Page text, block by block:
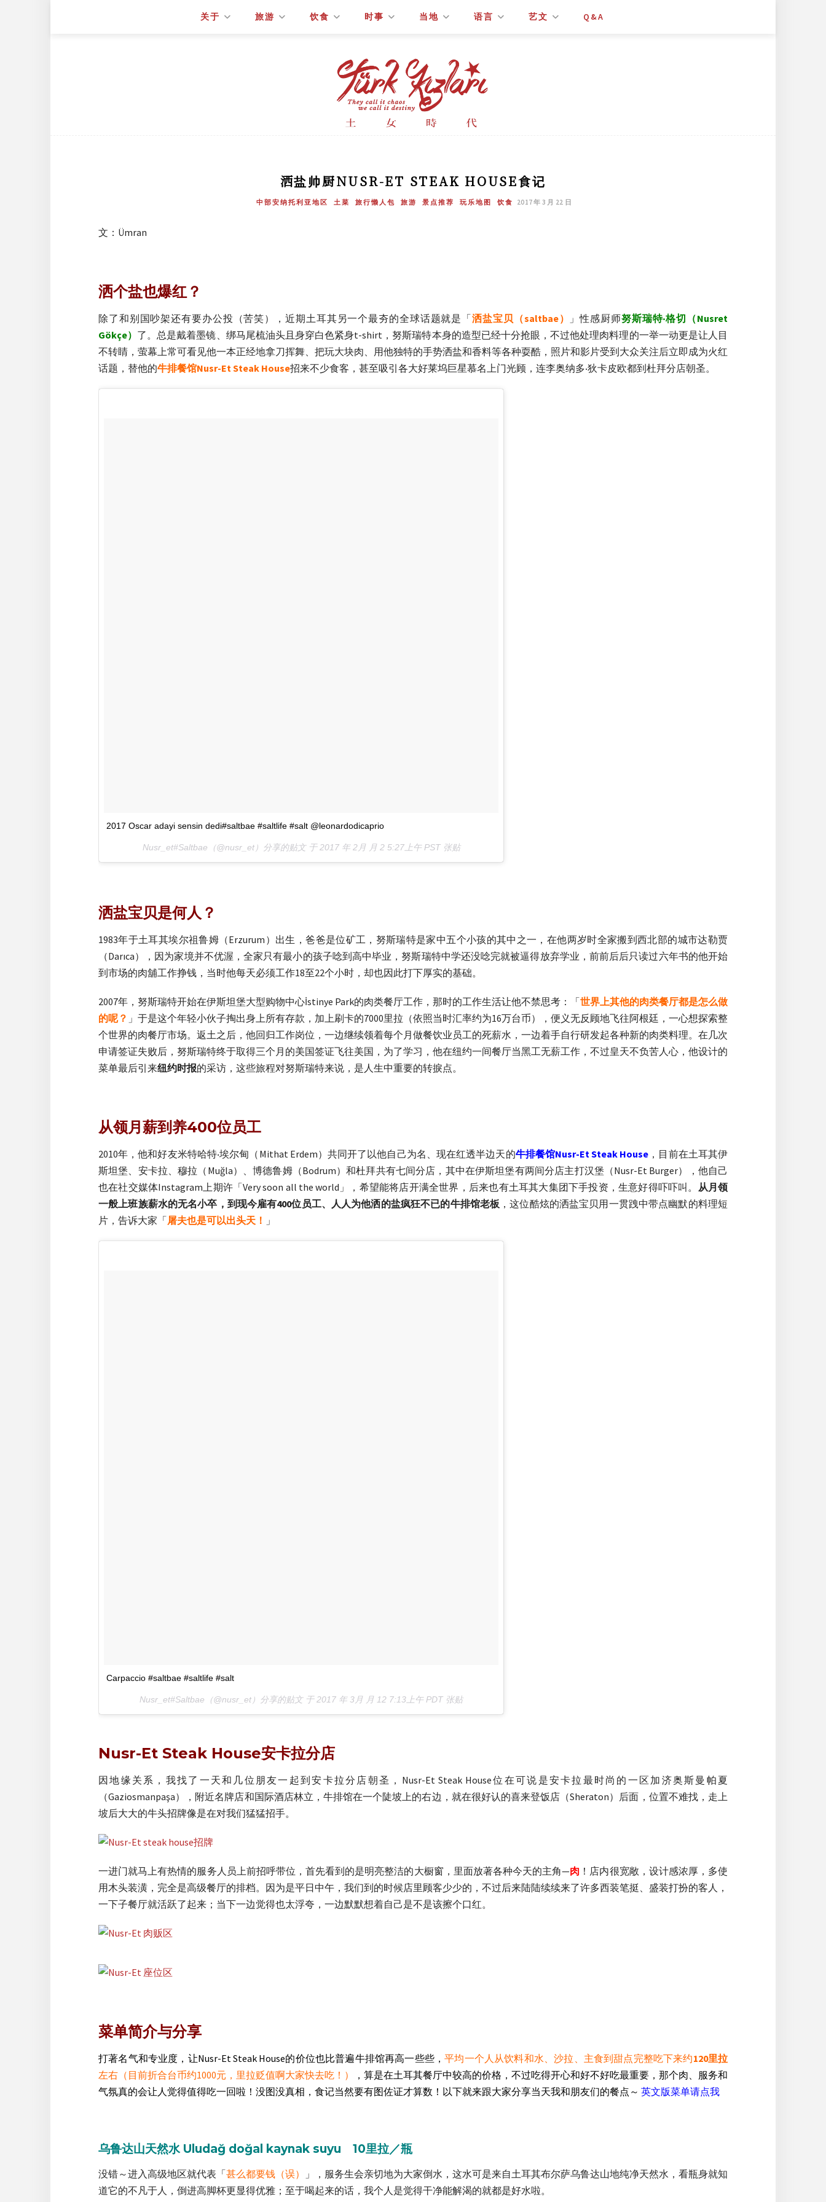
关于 旅游 饮食 时事 当地 语言 艺文 Q&A
洒盐帅厨NUSR-ET STEAK HOUSE食记
中部安纳托利亚地区 土菜 旅行懒人包 旅游 景点推荐 玩乐地图 饮食 2017 年 3 月 22 日
文：Ümran
洒个盐也爆红？
除了和别国吵架还有要办公投（苦笑），近期土耳其另一个最夯的全球话题就是「洒盐宝贝（saltbae） 」性感厨师努斯瑞特‧格切（Nusret
Gökçe） 了。总是戴着墨镜、绑马尾梳油头且身穿白色紧身t-shirt，努斯瑞特本身的造型已经十分抢眼，不过他处理肉料理的一举一动更是让人目
不转睛，萤幕上常可看见他一本正经地拿刀挥舞、把玩大块肉、用他独特的手势洒盐和香料等各种耍酷，照片和影片受到大众关注后立即成为火红
话题，替他的牛排餐馆Nusr-Et Steak House招来不少食客，甚至吸引各大好莱坞巨星慕名上门光顾，连李奥纳多‧狄卡皮欧都到杜拜分店朝圣。
2017 Oscar adayi sensin dedi#saltbae #saltlife #salt @leonardodicaprio
Nusr_et#Saltbae（@nusr_et）分享的贴文 于2017 年 2月 月 2 5:27上午 PST张贴
洒盐宝贝是何人？
1983年于土耳其埃尔祖鲁姆（Erzurum）出生，爸爸是位矿工，努斯瑞特是家中五个小孩的其中之一，在他两岁时全家搬到西北部的城市达勒贾
（Darıca），因为家境并不优渥，全家只有最小的孩子唸到高中毕业，努斯瑞特中学还没唸完就被逼得放弃学业，前前后后只读过六年书的他开始
到市场的肉舖工作挣钱，当时他每天必须工作18至22个小时，却也因此打下厚实的基础。
2007年，努斯瑞特开始在伊斯坦堡大型购物中心İstinye Park的肉类餐厅工作，那时的工作生活让他不禁思考：「世界上其他的肉类餐厅都是怎么做
的呢？ 」于是这个年轻小伙子掏出身上所有存款，加上刷卡的7000里拉（依照当时汇率约为16万台币），便义无反顾地飞往阿根廷，一心想探索整
个世界的肉餐厅市场。返土之后，他回归工作岗位，一边继续领着每个月做餐饮业员工的死薪水，一边着手自行研发起各种新的肉类料理。在几次
申请签证失败后，努斯瑞特终于取得三个月的美国签证飞往美国，为了学习，他在纽约一间餐厅当黑工无薪工作，不过皇天不负苦人心，他设计的
菜单最后引来纽约时报的采访，这些旅程对努斯瑞特来说，是人生中重要的转捩点。
从领月薪到养400位员工
2010年，他和好友米特哈特‧埃尔甸（Mithat Erdem）共同开了以他自己为名、现在红透半边天的牛排餐馆Nusr-Et Steak House ，目前在土耳其伊
斯坦堡、安卡拉、穆拉（Muğla）、博德鲁姆（Bodrum）和杜拜共有七间分店，其中在伊斯坦堡有两间分店主打汉堡（Nusr-Et Burger），他自己
也在社交媒体Instagram上期许「Very soon all the world」，希望能将店开满全世界，后来也有土耳其大集团下手投资，生意好得吓吓叫。 从月领
一般上班族薪水的无名小卒，到现今雇有400位员工、人人为他洒的盐疯狂不已的牛排馆老板 ，这位酷炫的洒盐宝贝用一贯跩中带点幽默的料理短
片，告诉大家「屠夫也是可以出头天！ 」
Carpaccio #saltbae #saltlife #salt
Nusr_et#Saltbae（@nusr_et）分享的贴文 于2017 年 3月 月 12 7:13上午 PDT 张贴
Nusr-Et Steak House安卡拉分店
因地缘关系，我找了一天和几位朋友一起到安卡拉分店朝圣，Nusr-Et Steak House位在可说是安卡拉最时尚的一区加济奥斯曼帕夏
（Gaziosmanpaşa），附近名牌店和国际酒店林立，牛排馆在一个陡坡上的右边，就在很好认的喜来登饭店（Sheraton）后面，位置不难找，走上
坡后大大的牛头招牌像是在对我们猛猛招手。
一进门就马上有热情的服务人员上前招呼带位，首先看到的是明亮整洁的大橱窗，里面放著各种今天的主角—肉 ！店内很宽敞，设计感浓厚，多使
用木头装潢，完全是高级餐厅的排档。因为是平日中午，我们到的时候店里顾客少少的，不过后来陆陆续续来了许多西装笔挺、盛装打扮的客人，
一下子餐厅就活跃了起来；当下一边觉得也太浮夸，一边默默想着自己是不是该擦个口红。
菜单简介与分享
打著名气和专业度，让Nusr-Et Steak House的价位也比普遍牛排馆再高一些些，平均一个人从饮料和水、沙拉、主食到甜点完整吃下来约120里拉
左右（目前折合台币约1000元，里拉贬值啊大家快去吃！）
，算是在土耳其餐厅中较高的价格，不过吃得开心和好不好吃最重要，那个肉、服务和
气氛真的会让人觉得值得吃一回啦！没图没真相，食记当然要有图佐证才算数！ 以下就来跟大家分享当天我和朋友们的餐点～ 英文版菜单请点我
乌鲁达山天然水 Uludağ doğal kaynak suyu 10里拉／瓶
没错～进入高级地区就代表「甚么都要钱（误）
」，服务生会亲切地为大家倒水，这水可是来自土耳其布尔萨乌鲁达山地纯净天然水，看瓶身就知
道它的不凡于人，倒进高脚杯更显得优雅；至于喝起来的话，我个人是觉得干净能解渴的就都是好水啦。